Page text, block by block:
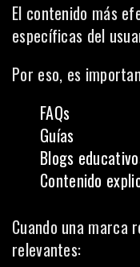
El contenido más
específicas del
Por eso, es
FAQs
Guías
Blogs
Contenido
Cuando una marca
relevantes: